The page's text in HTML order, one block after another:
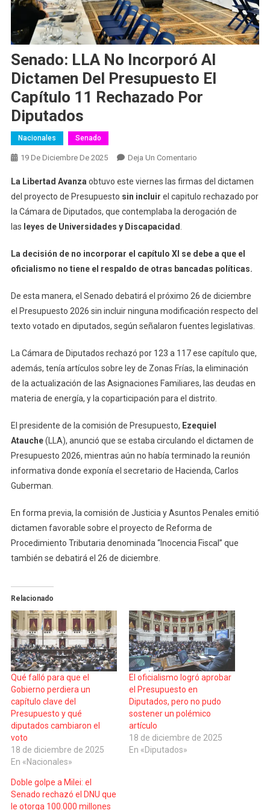
Senado: LLA No Incorporó Al
Dictamen Del Presupuesto El
Capítulo 11 Rechazado Por
Diputados
Nacionales Senado
19 De Diciembre De 2025 Deja Un ComentarioEn
LLA
No
Incorporó
Del
Presupuesto
Capítulo
11
Rechazado
Diputados
La Libertad Avanzaobtuvo este viernes las firmas del dictamen
del proyecto de Presupuesto sin incluir el capitulo rechazado por
la Cámara de Diputados, que contemplaba la derogación de
las leyes de Universidades y Discapacidad.
La decisión de no incorporar el capítulo XI se debe a que el
oficialismo no tiene el respaldo de otras bancadas políticas.
De esta manera, el Senado debatirá el próximo 26 de diciembre
el Presupuesto 2026 sin incluir ninguna modificación respecto del
texto votado en diputados, según señalaron fuentes legislativas.
La Cámara de Diputados rechazó por 123 a 117 ese capítulo que,
además, tenía artículos sobre ley de Zonas Frías, la eliminación
de la actualización de las Asignaciones Familiares, las deudas en
materia de energía, y la coparticipación para el distrito.
El presidente de la comisión de Presupuesto, Ezequiel
Atauche(LLA), anunció que se estaba circulando el dictamen de
Presupuesto 2026, mientras aún no había terminado la reunión
informativa donde exponía el secretario de Hacienda, Carlos
Guberman.
En forma previa, la comisión de Justicia y Asuntos Penales emitió
dictamen favorable sobre el proyecto de Reforma de
Procedimiento Tributaria denominada “Inocencia Fiscal” que
también se debatirá el 26 de diciembre.
Relacionado
Qué falló para que el
Gobierno perdiera un
capítulo clave del
Presupuesto y qué
diputados cambiaron el
voto
18 de diciembre de 2025
En «Nacionales»
El oficialismo logró aprobar
el Presupuesto en
Diputados, pero no pudo
sostener un polémico
artículo
18 de diciembre de 2025
En «Diputados»
Doble golpe a Milei: el
Senado rechazó el DNU que
le otorga 100.000 millones